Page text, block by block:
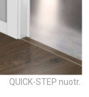
QUICK-STEP nuotr.